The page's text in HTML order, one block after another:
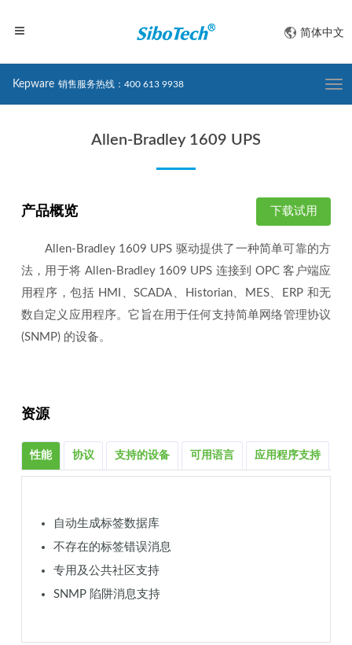
简体中文
Kepware 销售服务热线：400 613 9938
Allen-Bradley 1609 UPS
产品概览 下载试用
Allen-Bradley 1609 UPS 驱动提供了一种简单可靠的方
法，用于将 Allen-Bradley 1609 UPS 连接到 OPC 客户端应
用程序，包括 HMI、SCADA、Historian、MES、ERP 和无
数自定义应用程序。它旨在用于任何支持简单网络管理协议
(SNMP) 的设备。
资源
性能 协议 支持的设备 可用语言 应用程序支持
自动生成标签数据库
不存在的标签错误消息
专用及公共社区支持
SNMP 陷阱消息支持